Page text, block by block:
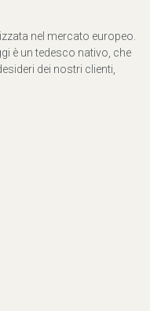
nel mercato europeo.
è un tedesco nativo, che
dei nostri clienti,